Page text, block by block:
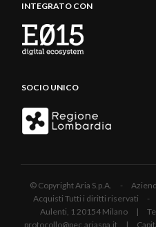
INTEGRATO CON
SOCIO UNICO
© Copyright Aria S.p.A. -
Acquisti Tutti i diritti riservati -
Aulenti, 1 20154 Milano |
protocollo@pec.ariaspa.it |